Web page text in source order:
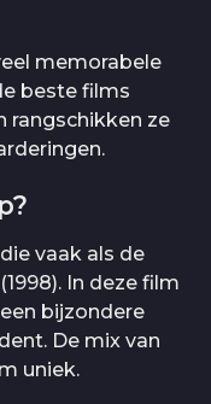
memorabele
beste films
rangschikken ze
vaak als de
(1998). In deze film
bijzondere
De mix van
uniek.